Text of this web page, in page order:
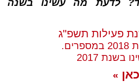
לדעת מה עשינו בשנה
פעילות תשפ"ג
2017
»